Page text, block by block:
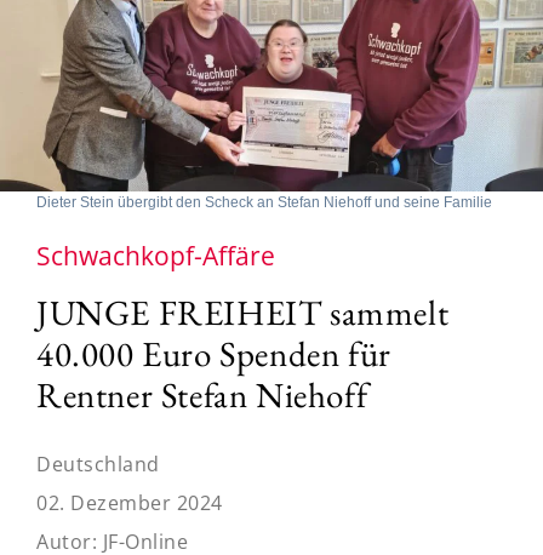
Dieter Stein übergibt den Scheck an Stefan Niehoff und seine Familie
Schwachkopf-Affäre
JUNGE FREIHEIT sammelt
40.000 Euro Spenden für
Rentner Stefan Niehoff
Deutschland
02. Dezember 2024
Autor: JF-Online